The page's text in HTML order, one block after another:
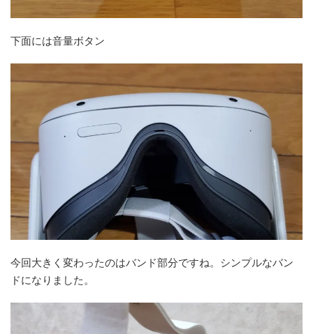
下面には音量ボタン
今回大きく変わったのはバンド部分ですね。シンプルなバン
ドになりました。